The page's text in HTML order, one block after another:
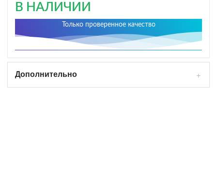
В НАЛИЧИИ
Только проверенное качество
Дополнительно